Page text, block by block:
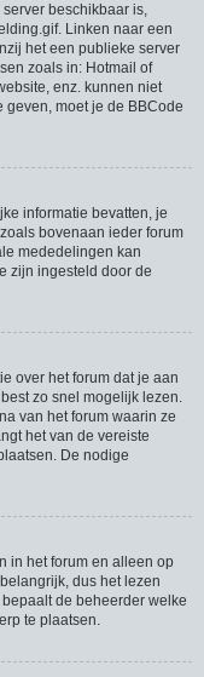
beschikbaar is,
Linken naar een
het een publieke server
zoals in: Hotmail of
enz. kunnen niet
moet je de BBCode
informatie bevatten, je
bovenaan ieder forum
mededelingen kan
zijn ingesteld door de
over het forum dat je aan
zo snel mogelijk lezen.
van het forum waarin ze
het van de vereiste
De nodige
in het forum en alleen op
dus het lezen
de beheerder welke
te plaatsen.